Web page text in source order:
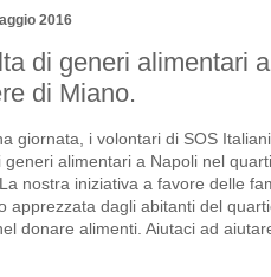
2016
di generi alimentari
di Miano.
giornata, i volontari di SOS
generi alimentari a Napoli nel
nostra iniziativa a favore delle
apprezzata dagli abitanti del
donare alimenti. Aiutaci ad